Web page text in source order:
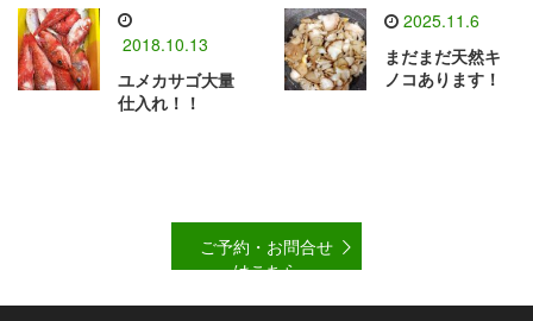
2018.10.13
ユメカサゴ大量
仕入れ！！
2025.11.6
まだまだ天然キ
ノコあります！
ご予約・お問合せ
はこちら